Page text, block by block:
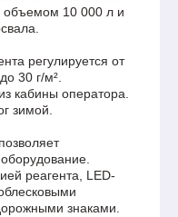
10 000 л и
регулируется от
30 г/м².
кабины оператора.
зимой.
реагента, LED-
знаками.